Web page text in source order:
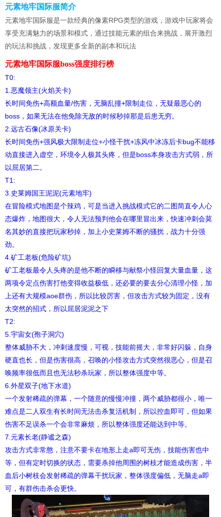
元素地牢国际服简介
元素地牢国际服是一款经典的像素RPG类型的游戏，游戏中玩家将会
享受充满魅力的场景和模式，通过技能元素的组合来挑战，展开激烈
的玩法和挑战，发现更多全新的副本和玩法
元素地牢国际服boss强度排行榜
T0:
1.恶魔领主(火焰关卡)
长时间免伤+高额血量/伤害，无脑乱撞+限制走位，无疑最恶心的
boss，如果无法在他免除无敌的时候秒掉那是后患无穷。
2.远古石像(冰原关卡)
长时间免伤+强风极大限制走位+小怪干扰+冻风中冰冻后卡bug不能移
动直接进入虚空，环境令人极其头疼，但是boss本身攻击方式弱，所
以屈居第二。
T1:
3.史莱姆国王泥泥(元素地牢)
在冒险模式地图是个辣鸡，可是当进入挑战模式它的二图简直令人心
态爆炸，地图很大，令人无法预判他会在哪里冒出来，快速冲刺会莫
名其妙的直接把玩家秒掉，加上小史莱姆不断的骚扰，战力十分强
劲。
4.矿工老板(危险矿坑)
矿工老板最令人头疼的是他不断的瞬移与献祭小怪回复大量血量，这
两项令定点伤害打他变得收益极低，还必要的要去分心清理小怪，加
上还有大规模aoe群伤，所以比较厉害，但攻击方式较为固定，没有
太突然的招式，所以屈居泥泥之下
T2:
5.宇宙女(孢子洞穴)
整体威胁不大，冲刺速度慢，可视，技能前摇大，非常好闪躲，自身
硬直也长，但是伤害很高，召唤的小怪攻击方式突然很恶心，但是召
唤频率很低而且也无法秒杀玩家，所以整体强度中等。
6.外星双子(地下水道)
一个发射稀疏的弹幕，一个随意的慢慢冲撞，两个威胁都很小，唯一
难点是二人双生有长时间无法击杀复活机制，所以控血即可，但如果
伤害不足误杀一个会非常麻烦，所以整体强度还能达到中等。
7.元素长老(静谧之森)
攻击方式非常憨，注意不要卡在地形上走a即可无伤，技能伤害也中
等，但有定时切换的状态，需要杀掉他周围的树枝才能造成伤害，半
血后小树枝会发射稀疏的弹幕干扰玩家，整体强度偏低，无脑走a即
可，有群伤击杀会更快。